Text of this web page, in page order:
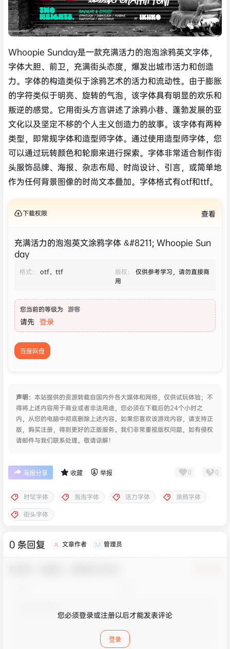
Whoopie Sunday是一款充满活力的泡泡涂鸦英文字体，
字体大胆、前卫，充满街头态度，爆发出城市活力和创造
力。字体的构造类似于涂鸦艺术的活力和流动性。由于膨胀
的字符类似于明亮、旋转的气泡，该字体具有明显的欢乐和
叛逆的感觉。它用街头方言讲述了涂鸦小巷、蓬勃发展的亚
文化以及坚定不移的个人主义创造力的故事。该字体有两种
类型，即常规字体和造型师字体。通过使用造型师字体，您
可以通过玩转颜色和轮廓来进行探索。字体非常适合制作街
头服饰品牌、海报、杂志布局、时尚设计、引言，或简单地
作为任何背景图像的时尚文本叠加。字体格式有otf和ttf。
下载权限 查看
充满活力的泡泡英文涂鸦字体 &#8211; Whoopie Sun
day
格式： otf、ttf 版权：
仅供参考学习，请勿直接商
用
您当前的等级为 游客
请先 登录
百度网盘
声明： 本站提供的资源转载自国内外各大媒体和网络，仅供试玩体验；不
得将上述内容用于商业或者非法用途，您必须在下载后的24个小时之
内，从您的电脑中彻底删除上述内容。如果您喜欢该游戏内容，请支持正
版，购买注册，得到更好的正版服务。我们非常重视版权问题，如有侵权
请邮件与我们联系处理。敬请谅解！
海报分享 收藏 举报 0 0
时髦字体 泡泡字体 活力字体
涂鸦字体
街头字体
0 条回复 A 文章作者 M 管理员
您必须登录或注册以后才能发表评论
登录